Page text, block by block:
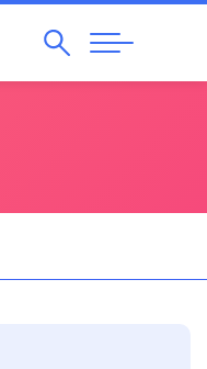
Pesquisar
Abrir
Navegação